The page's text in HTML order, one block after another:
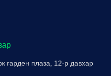
гарден плаза, 12-р давхар